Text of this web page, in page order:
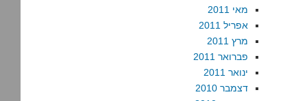
מאי 2011
אפריל 2011
מרץ 2011
פברואר 2011
ינואר 2011
דצמבר 2010